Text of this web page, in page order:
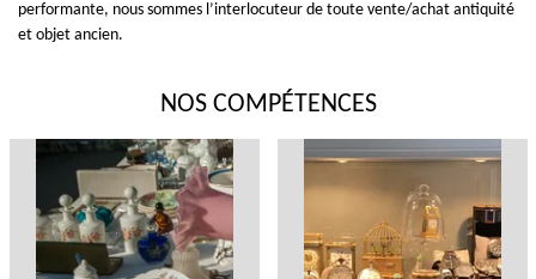
performante, nous sommes l’interlocuteur de toute vente/achat antiquité
et objet ancien.
NOS COMPÉTENCES